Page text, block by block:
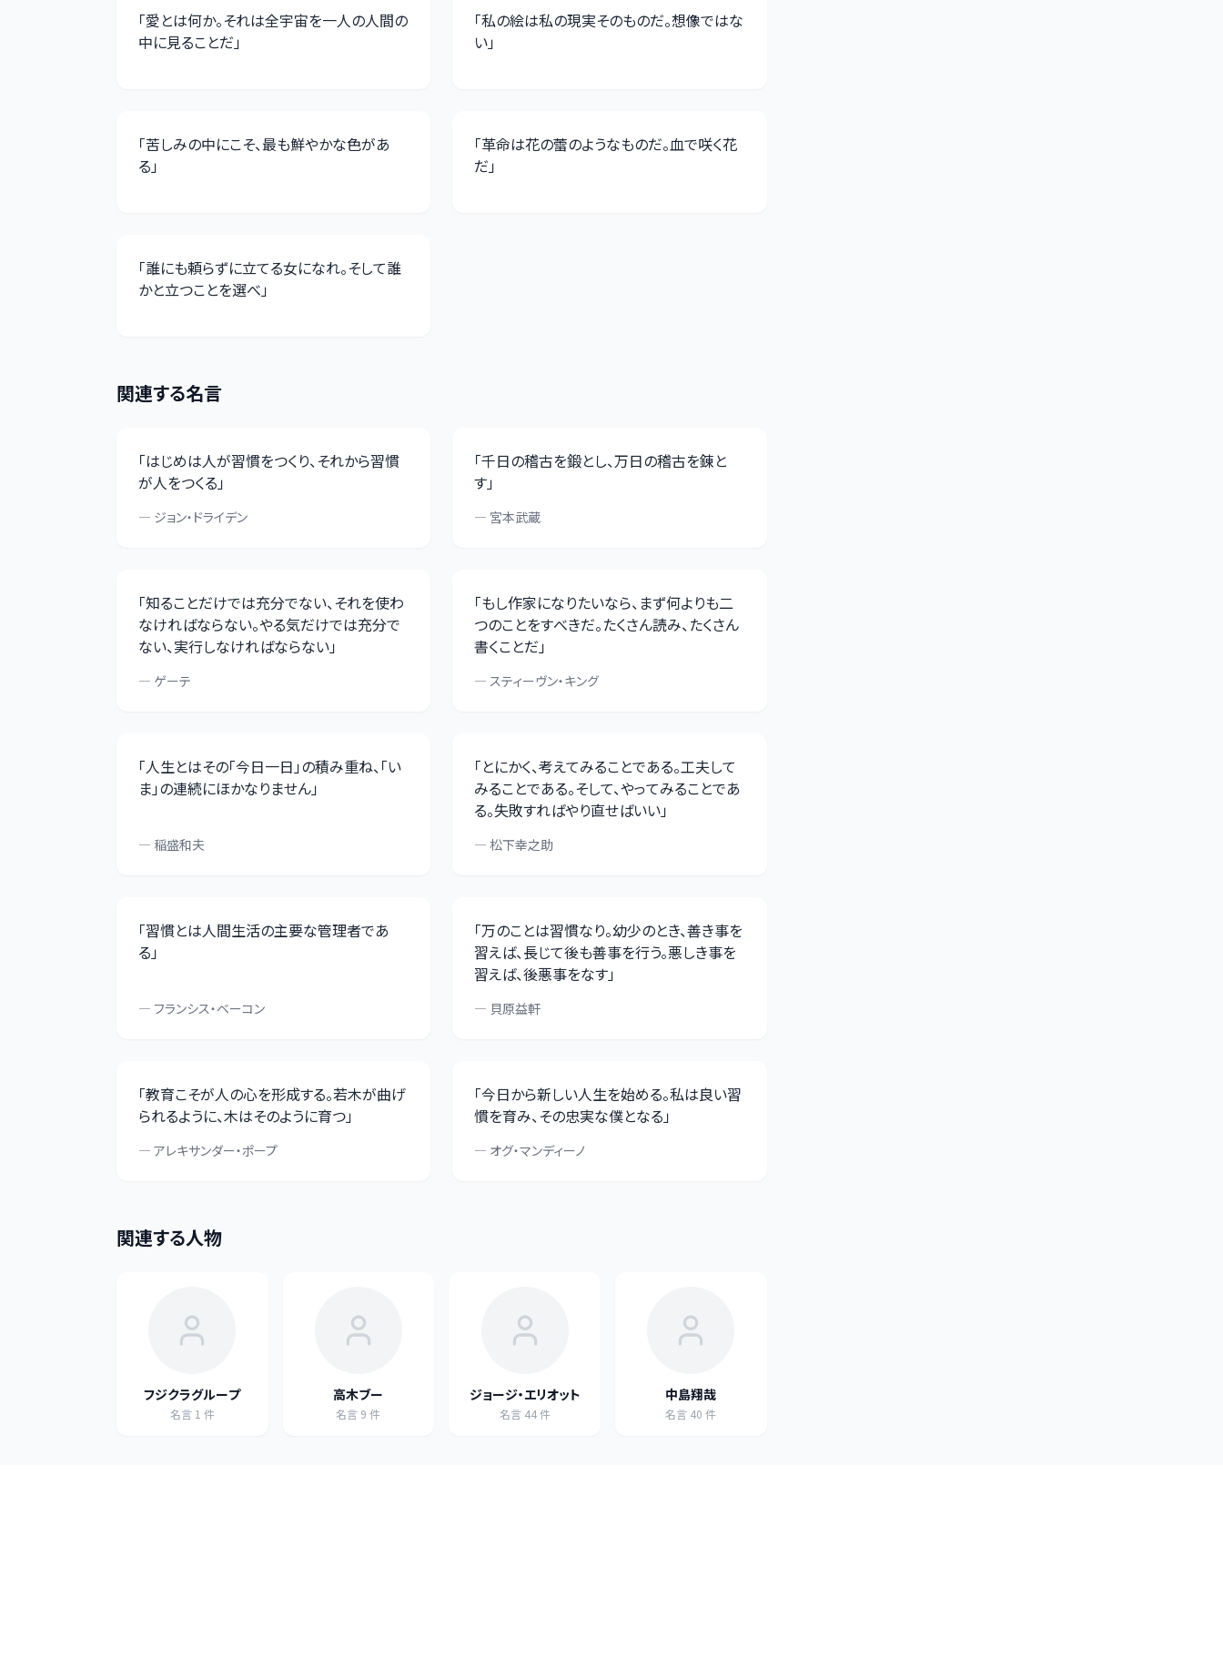
「愛とは何か。それは全宇宙を一人の人間の
中に見ることだ」
「私の絵は私の現実そのものだ。想像ではな
い」
「苦しみの中にこそ、最も鮮やかな色があ
る」
「革命は花の蕾のようなものだ。血で咲く花
だ」
「誰にも頼らずに立てる女になれ。そして誰
かと立つことを選べ」
関連する名言
「はじめは人が習慣をつくり、それから習慣
が人をつくる」
— ジョン・ドライデン
「千日の稽古を鍛とし、万日の稽古を錬と
す」
— 宮本武蔵
「知ることだけでは充分でない、それを使わ
なければならない。やる気だけでは充分で
ない、実行しなければならない」
— ゲーテ
「もし作家になりたいなら、まず何よりも二
つのことをすべきだ。たくさん読み、たくさん
書くことだ」
—スティーヴン・キング
「人生とはその「今日一日」の積み重ね、「い
ま」の連続にほかなりません」
— 稲盛和夫
「とにかく、考えてみることである。工夫して
みることである。そして、やってみることであ
る。失敗すればやり直せばいい」
—松下幸之助
「習慣とは人間生活の主要な管理者であ
る」
— フランシス・ベーコン
「万のことは習慣なり。幼少のとき、善き事を
習えば、長じて後も善事を行う。悪しき事を
習えば、後悪事をなす」
— 貝原益軒
「教育こそが人の心を形成する。若木が曲げ
られるように、木はそのように育つ」
— アレキサンダー・ポープ
「今日から新しい人生を始める。私は良い習
慣を育み、その忠実な僕となる」
— オグ・マンディーノ
関連する人物
フジクラグループ
名言 1 件
高木ブー
名言 9 件
ジョージ・エリオット
名言 44件
中島翔哉
名言 40 件